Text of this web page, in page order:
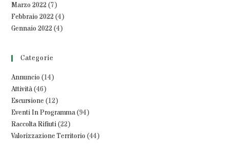
Marzo 2022(7)
Febbraio 2022(4)
Gennaio 2022(4)
Categorie
Annuncio (14)
Attività(46)
Escursione (12)
Eventi In Programma(94)
Raccolta Rifiuti(22)
Valorizzazione Territorio (44)